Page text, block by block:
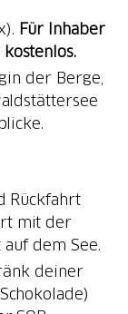
Für Inhaber
der Berge,
Rückfahrt
mit der
dem See.
deiner